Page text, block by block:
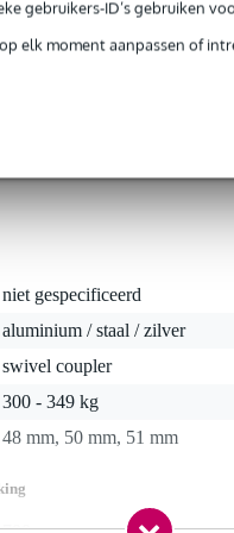
gebruikers-ID’s gebruiken
elk moment aanpassen of
je ze daarna ook
maakt. Deze swivel
niet gespecificeerd
aluminium / staal / zilver
swivel coupler
300 - 349 kg
48 mm, 50 mm, 51 mm